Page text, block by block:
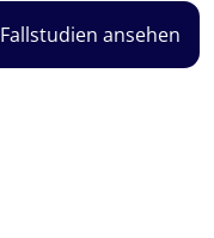
Fallstudien ansehen